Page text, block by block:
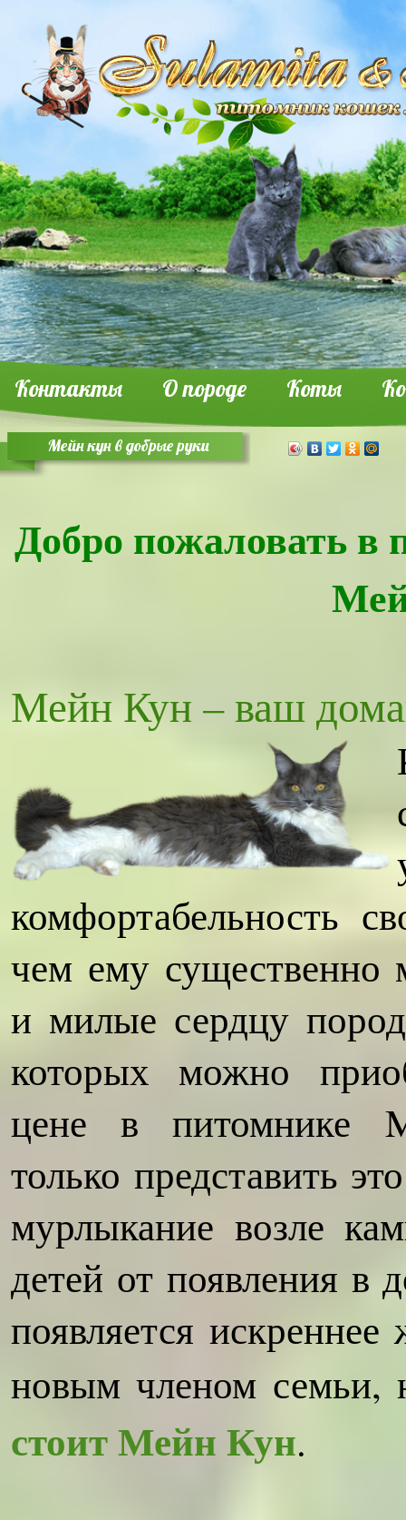
Контакты О породе Коты
Мейн кун в добрые руки
Добро пожаловать
Мейн Кун – ваш
комфортабельность
чем ему существенно
и милые сердцу
которых можно
цене в питомнике
только представить
мурлыкание возле
детей от появления в
появляется
новым членом семьи,
стоит Мейн Кун.